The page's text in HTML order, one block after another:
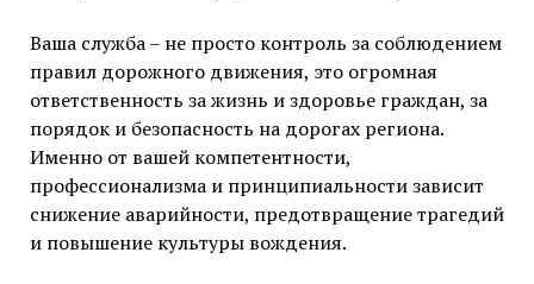
Ваша служба – не просто контроль за соблюдением
правил дорожного движения, это огромная
ответственность за жизнь и здоровье граждан, за
порядок и безопасность на дорогах региона.
Именно от вашей компетентности,
профессионализма и принципиальности зависит
снижение аварийности, предотвращение трагедий
и повышение культуры вождения.